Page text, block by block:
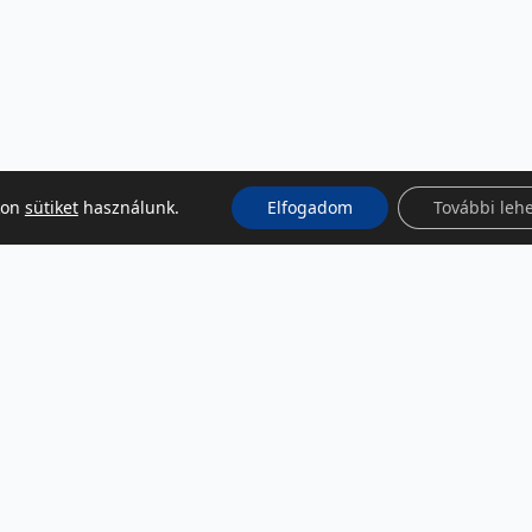
sütikethasználunk. Elfogadom További